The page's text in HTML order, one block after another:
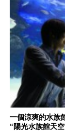
一個涼爽的水族
“陽光水族館天